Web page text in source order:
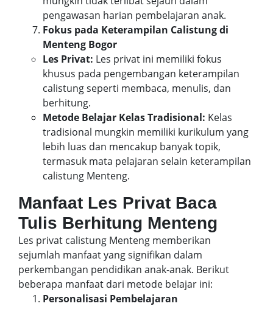
pengawasan harian pembelajaran anak.
Fokus pada Keterampilan Calistung di
Menteng Bogor
Les Privat: Les privat ini memiliki fokus
khusus pada pengembangan keterampilan
calistung seperti membaca, menulis, dan
berhitung.
Metode Belajar Kelas Tradisional: Kelas
tradisional mungkin memiliki kurikulum yang
lebih luas dan mencakup banyak topik,
termasuk mata pelajaran selain keterampilan
calistung Menteng.
Manfaat Les Privat Baca
Tulis Berhitung Menteng
Les privat calistung Menteng memberikan
sejumlah manfaat yang signifikan dalam
perkembangan pendidikan anak-anak. Berikut
beberapa manfaat dari metode belajar ini:
Personalisasi Pembelajaran